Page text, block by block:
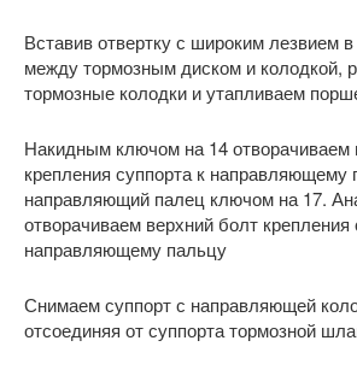
Вставив отвертку с широким лезвием
между тормозным диском и колодкой,
тормозные колодки и утапливаем
Накидным ключом на 14 отворачиваем
крепления суппорта к направляющему
направляющий палец ключом на 17.
отворачиваем верхний болт крепления
направляющему пальцу
Снимаем суппорт с направляющей
отсоединяя от суппорта тормозной